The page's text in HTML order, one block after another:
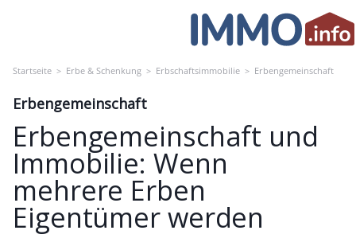
Startseite > Erbe & Schenkung > Erbschaftsimmobilie > Erbengemeinschaft
Erbengemeinschaft
Erbengemeinschaft und
Immobilie: Wenn
mehrere Erben
Eigentümer werden